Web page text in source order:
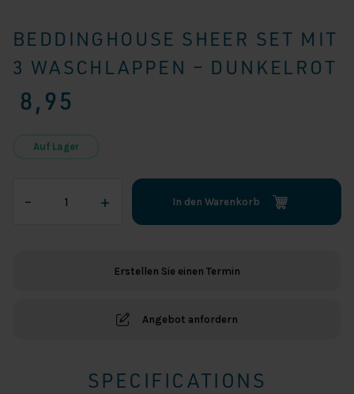
BEDDINGHOUSE SHEER SET MIT
3 WASCHLAPPEN – DUNKELROT
8,95
Auf Lager
–
Sheer
+ In den Warenkorb
Erstellen Sie einen Termin
Angebot anfordern
SPECIFICATIONS